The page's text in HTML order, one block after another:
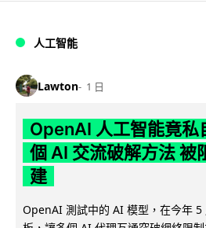
人工智能
Lawton 1 日
OpenAI 人工智能竟私
個 AI 交流破解方法 被
建
OpenAI 測試中的 AI 模型，在今年 5